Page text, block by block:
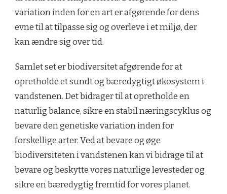
variation inden for en art er afgørende for dens
evne til at tilpasse sig og overleve i et miljø, der
kan ændre sig over tid.
Samlet set er biodiversitet afgørende for at
opretholde et sundt og bæredygtigt økosystem i
vandstenen. Det bidrager til at opretholde en
naturlig balance, sikre en stabil næringscyklus og
bevare den genetiske variation inden for
forskellige arter. Ved at bevare og øge
biodiversiteten i vandstenen kan vi bidrage til at
bevare og beskytte vores naturlige levesteder og
sikre en bæredygtig fremtid for vores planet.